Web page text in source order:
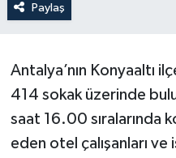
Paylaş
Antalya’nın Konyaaltı
414 sokak üzerinde
saat 16.00 sıralarında
eden otel çalışanları ve